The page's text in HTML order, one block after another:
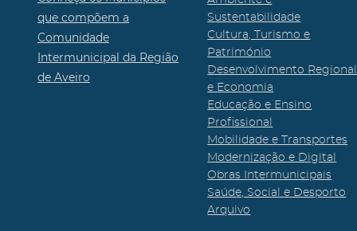
que compõem a
Comunidade
Intermunicipal da Região
de Aveiro
Sustentabilidade
Cultura, Turismo e
Património
Desenvolvimento Regional
e Economia
Educação e Ensino
Profissional
Mobilidade e Transportes
Modernização e Digital
Obras Intermunicipais
Saúde, Social e Desporto
Arquivo